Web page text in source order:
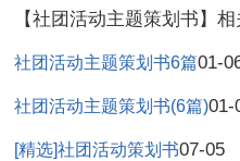
【社团活动主题策划书】相
社团活动主题策划书6篇01-
社团活动主题策划书(6篇)01-
[精选]社团活动策划书07-05